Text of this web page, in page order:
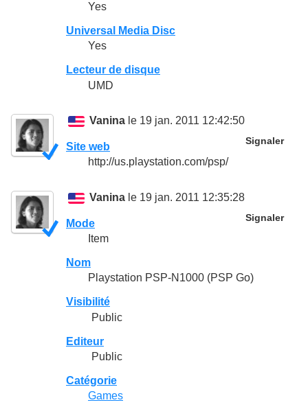
Yes
Universal Media Disc
Yes
Lecteur de disque
UMD
Vanina le 19 jan. 2011 12:42:50
Signaler
Site web
http://us.playstation.com/psp/
Vanina le 19 jan. 2011 12:35:28
Signaler
Mode
Item
Nom
Playstation PSP-N1000 (PSP Go)
Visibilité
Public
Editeur
Public
Catégorie
Games